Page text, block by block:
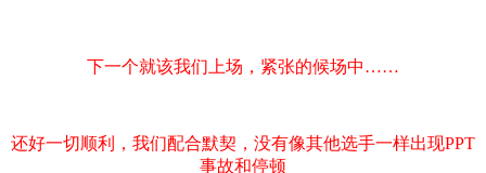
下一个就该我们上场，紧张的候场中……
还好一切顺利，我们配合默契，没有像其他选手一样出现PPT
事故和停顿